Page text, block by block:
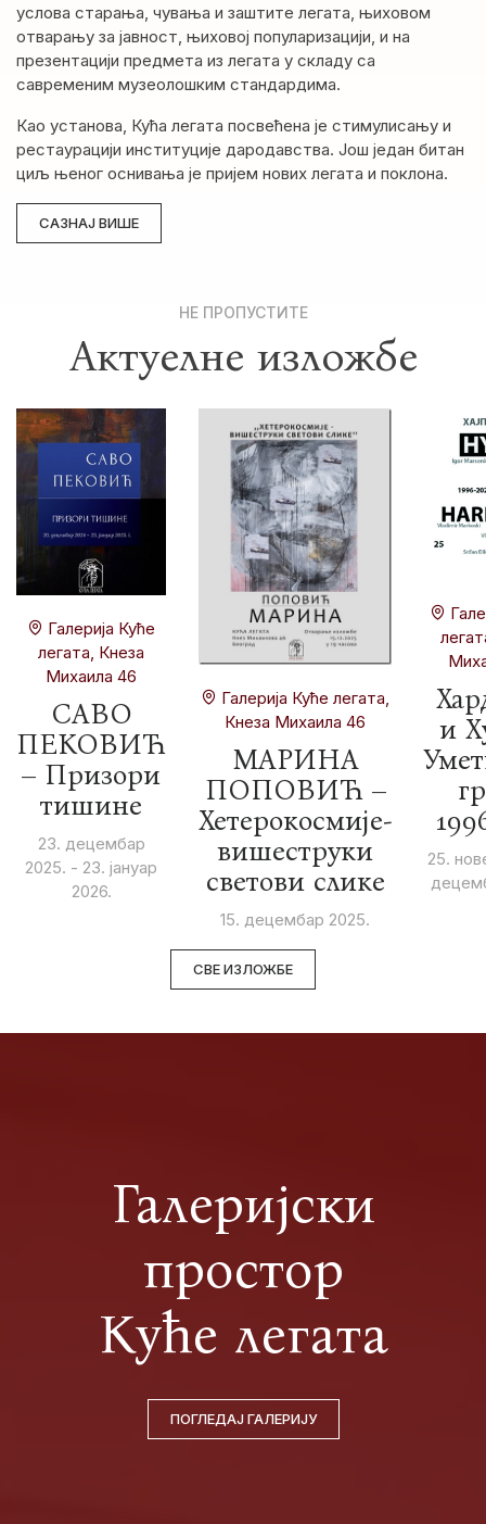
услова старања, чувања и заштите легата, њиховом
отварању за јавност, њиховој популаризацији, и на
презентацији предмета из легата у складу са
савременим музеолошким стандардима.
Као установа, Кућа легата посвећена је стимулисању и
рестаурацији институције дародавства. Још један битан
циљ њеног оснивања је пријем нових легата и поклона.
САЗНАЈ ВИШЕ
НЕ ПРОПУСТИТЕ
Актуелне изложбе
Галерија Куће
легата, Кнеза
Михаила 46
САВО
ПЕКОВИЋ
– Призори
тишине
23. децембар
2025. - 23. јануар
2026.
Галерија Куће легата,
Кнеза Михаила 46
МАРИНА
ПОПОВИЋ –
Хетерокосмије-
вишеструки
светови слике
15. децембар 2025.
и
25.
СВЕ ИЗЛОЖБЕ
Галеријски
простор
Куће легата
ПОГЛЕДАЈ ГАЛЕРИЈУ